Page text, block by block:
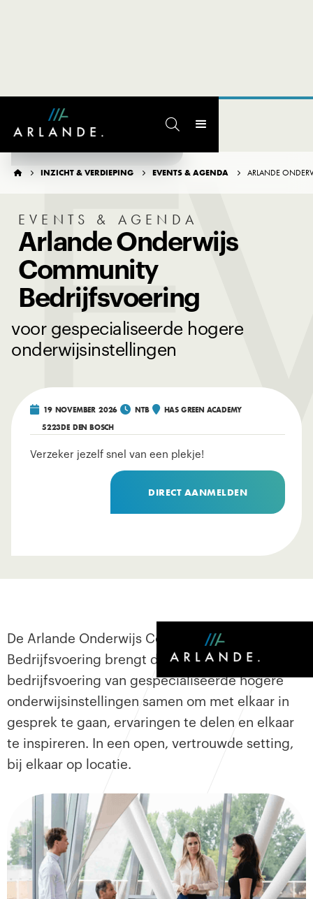

  INZICHT & VERDIEPING  EVENTS & AGENDA  ARLANDE
EVENTS & AGENDA
Arlande Onderwijs
Community
Bedrijfsvoering
voor gespecialiseerde hogere
onderwijsinstellingen
 19 NOVEMBER 2026  NTB  HAS GREEN ACADEMY
5223DE DEN BOSCH
Verzeker jezelf snel van een plekje!
DIRECT AANMELDEN
De Arlande Onderwijs Community
Bedrijfsvoering brengt directeuren
bedrijfsvoering van gespecialiseerde hogere
onderwijsinstellingen samen om met elkaar in
gesprek te gaan, ervaringen te delen en elkaar
te inspireren. In een open, vertrouwde setting,
bij elkaar op locatie.